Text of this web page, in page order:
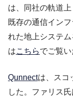
は、同社の軌道
既存の通信イン
れた地上システ
はこちらでご覧い
Qunnectは、スコ
した。ファリス